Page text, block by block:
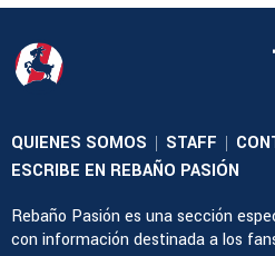
QUIENES SOMOS | STAFF |
ESCRIBE EN REBAÑO PASIÓN
Rebaño Pasión es una sección
con información destinada a los